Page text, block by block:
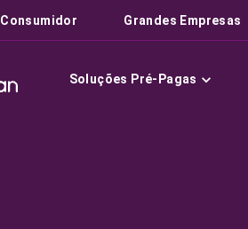
Consumidor Grandes Empresas
Soluções Pré-Pagas